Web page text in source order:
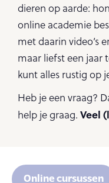
dieren op aarde:
online academie
met daarin video’s
maar liefst een jaar
kunt alles rustig op
Heb je een vraag?
help je graag. Veel
Online cursussen